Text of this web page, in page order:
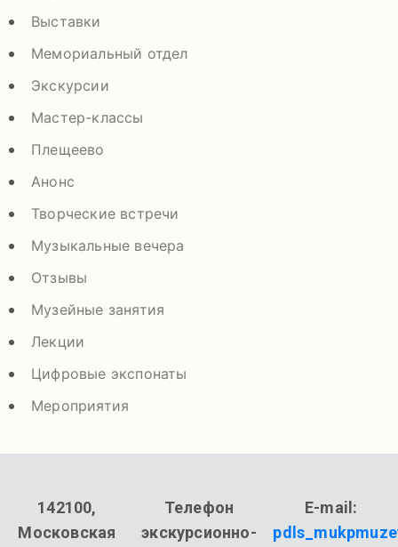
Выставки
Мемориальный отдел
Экскурсии
Мастер-классы
Плещеево
Анонс
Творческие встречи
Музыкальные вечера
Отзывы
Музейные занятия
Лекции
Цифровые экспонаты
Мероприятия
142100,
Московская
Телефон
экскурсионно-
E-mail: